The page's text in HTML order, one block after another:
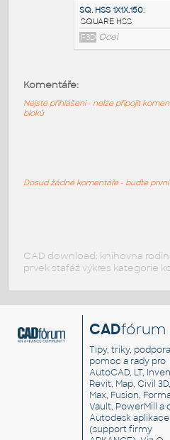
SQUARE HSS
F3D Ocel
F3D Ocel
Komentáře:
Nejste přihlášeni - nelze připojit
bloků
Dosud žádné komentáře - buďte první
CAD download: knihovna
prvek stafáž výkres kategorie
CADfórum
Tipy, triky,
pomoc a rady pro
AutoCAD, LT,
Revit, Map, Civil
Max, Fusion,
Vault, PowerMill a
Autodesk aplikace
(support firmy